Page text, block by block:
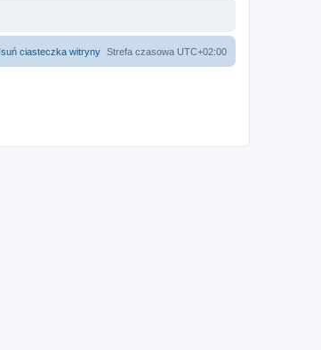
Strefa czasowa UTC+02:00
ciasteczka witryny